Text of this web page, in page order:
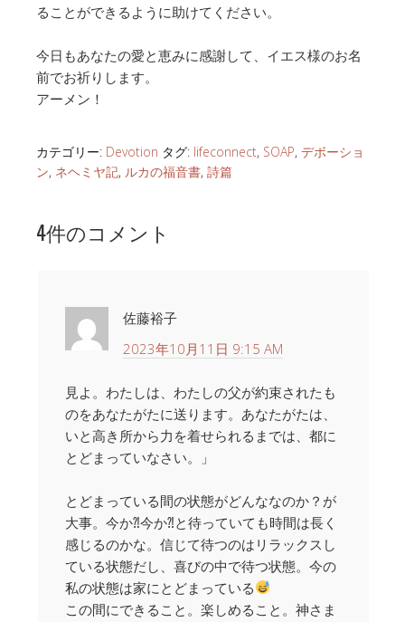
ることができるように助けてください。
今日もあなたの愛と恵みに感謝して、イエス様のお名
前でお祈りします。
アーメン！
カテゴリー: Devotion タグ: lifeconnect, SOAP, デボーショ
ン, ネヘミヤ記, ルカの福音書, 詩篇
4件のコメント
佐藤裕子
2023年10月11日 9:15 AM
見よ。わたしは、わたしの父が約束されたも
のをあなたがたに送ります。あなたがたは、
いと高き所から力を着せられるまでは、都に
とどまっていなさい。」
とどまっている間の状態がどんななのか？が
大事。今か⁈今か⁈と待っていても時間は長く
感じるのかな。信じて待つのはリラックスし
ている状態だし、喜びの中で待つ状態。今の
私の状態は家にとどまっている
この間にできること。楽しめること。神さま